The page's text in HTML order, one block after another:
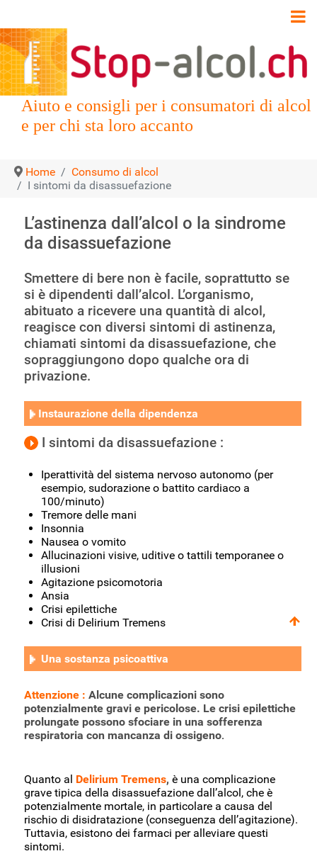
Aiuto e consigli per i consumatori di alcol
e per chi sta loro accanto
Home
Consumo di alcol
I sintomi da disassuefazione
L’astinenza dall’alcol o la sindrome
da disassuefazione
Smettere di bere non è facile, soprattutto se
si è dipendenti dall’alcol. L’organismo,
abituato a ricevere una quantità di alcol,
reagisce con diversi sintomi di astinenza,
chiamati sintomi da disassuefazione, che
sopraggiungono dopo qualche ora di
privazione.
Instaurazione della dipendenza
I sintomi da disassuefazione :
Iperattività del sistema nervoso autonomo (per
esempio, sudorazione o battito cardiaco a
100/minuto)
Tremore delle mani
Insonnia
Nausea o vomito
Allucinazioni visive, uditive o tattili temporanee o
illusioni
Agitazione psicomotoria
Ansia
Crisi epilettiche
Crisi di Delirium Tremens
Una sostanza psicoattiva
Attenzione : Alcune complicazioni sono
potenzialmente gravi e pericolose. Le crisi epilettiche
prolungate possono sfociare in una sofferenza
respiratoria con mancanza di ossigeno.
Quanto al Delirium Tremens, è una complicazione
grave tipica della disassuefazione dall’alcol, che è
potenzialmente mortale, in particolare a causa del
rischio di disidratazione (conseguenza dell’agitazione).
Tuttavia, esistono dei farmaci per alleviare questi
sintomi.